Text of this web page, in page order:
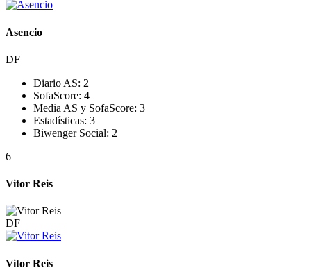
Asencio
DF
Diario AS: 2
SofaScore: 4
Media AS y SofaScore: 3
Estadísticas: 3
Biwenger Social: 2
6
Vitor Reis
DF
Vitor Reis